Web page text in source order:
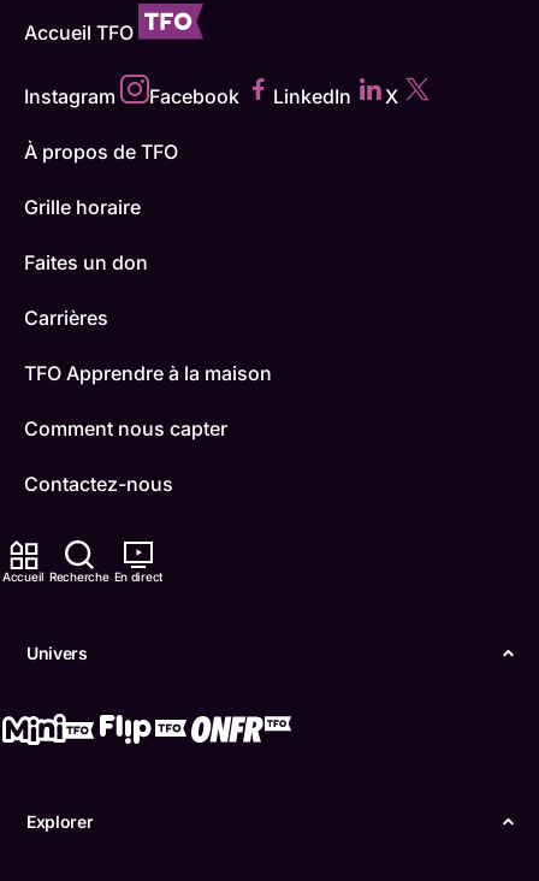
Accueil Recherche En direct
Univers
Explorer
Accueil TFO
Instagram Facebook LinkedIn X
À propos de TFO
Grille horaire
Faites un don
Carrières
TFO Apprendre à la maison
Comment nous capter
Contactez-nous
ONFR
Boukili
Confidentialité